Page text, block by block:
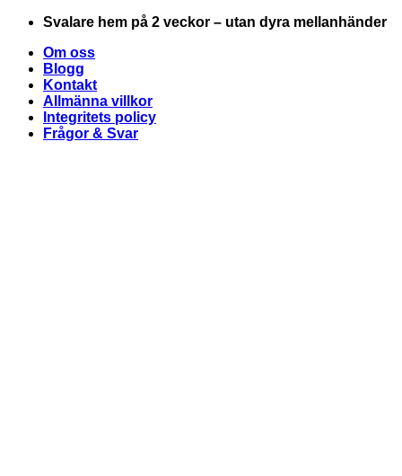
Skip
content
Svalare hem på 2 veckor – utan dyra mellanhänder
Om oss
Blogg
Kontakt
Allmänna villkor
Integritets policy
Frågor & Svar